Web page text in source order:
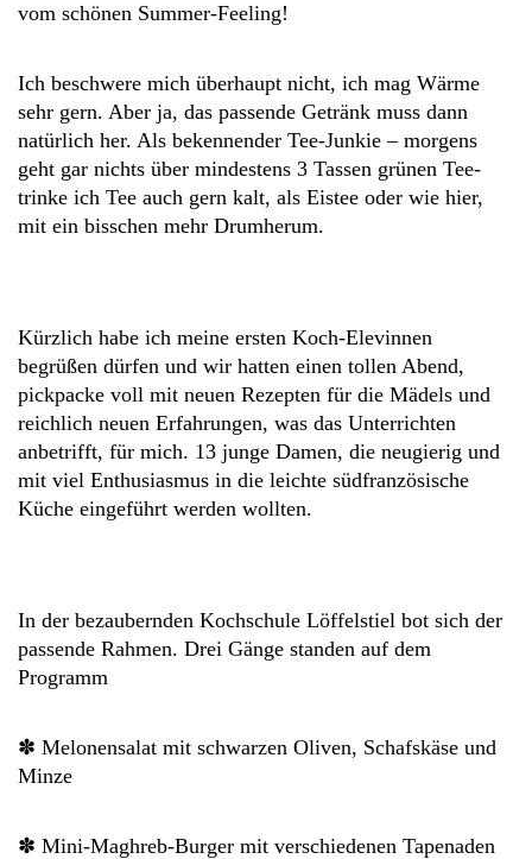
vom schönen Summer-Feeling!
Ich beschwere mich überhaupt nicht, ich mag Wärme
sehr gern. Aber ja, das passende Getränk muss dann
natürlich her. Als bekennender Tee-Junkie – morgens
geht gar nichts über mindestens 3 Tassen grünen Tee-
trinke ich Tee auch gern kalt, als Eistee oder wie hier,
mit ein bisschen mehr Drumherum.
Kürzlich habe ich meine ersten Koch-Elevinnen
begrüßen dürfen und wir hatten einen tollen Abend,
pickpacke voll mit neuen Rezepten für die Mädels und
reichlich neuen Erfahrungen, was das Unterrichten
anbetrifft, für mich. 13 junge Damen, die neugierig und
mit viel Enthusiasmus in die leichte südfranzösische
Küche eingeführt werden wollten.
In der bezaubernden Kochschule Löffelstiel bot sich der
passende Rahmen. Drei Gänge standen auf dem
Programm
✽ Melonensalat mit schwarzen Oliven, Schafskäse und
Minze
✽ Mini-Maghreb-Burger mit verschiedenen Tapenaden